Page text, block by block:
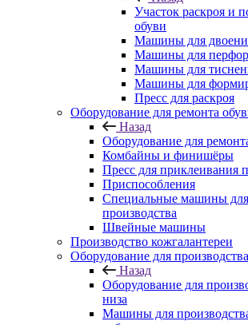
Участок раскроя и
обуви
Машины для
Машины для
Машины для
Машины для
Пресс для раскроя
Оборудование для ремонта
Назад
Оборудование для
Комбайны и финишёры
Пресс для приклеивания
Приспособления
Специальные машины для
производства
Швейные машины
Производство кожгалантереи
Оборудование для
Назад
Оборудование для
низа
Машины для